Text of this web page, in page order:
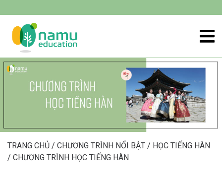
TRANG CHỦ / CHƯƠNG TRÌNH NỔI BẬT / HỌC TIẾNG HÀN
/ CHƯƠNG TRÌNH HỌC TIẾNG HÀN